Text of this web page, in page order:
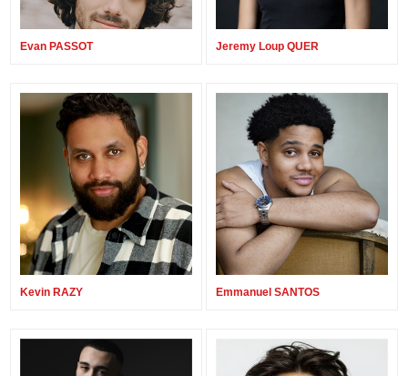
Evan PASSOT Jeremy Loup QUER
Kevin RAZY Emmanuel SANTOS